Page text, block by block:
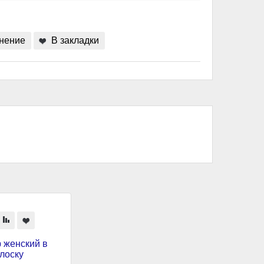
В закладки
женский в